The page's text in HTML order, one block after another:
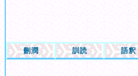
刪潤 訓読 語釈